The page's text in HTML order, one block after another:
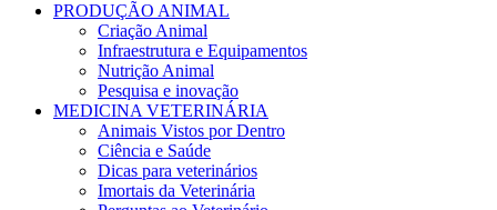
PRODUÇÃO ANIMAL
Criação Animal
Infraestrutura e Equipamentos
Nutrição Animal
Pesquisa e inovação
MEDICINA VETERINÁRIA
Animais Vistos por Dentro
Ciência e Saúde
Dicas para veterinários
Imortais da Veterinária